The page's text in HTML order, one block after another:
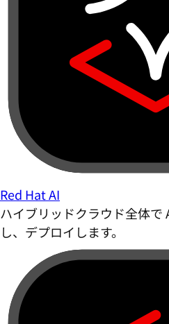
Red Hat AI
ハイブリッドクラウド全体で
し、デプロイします。